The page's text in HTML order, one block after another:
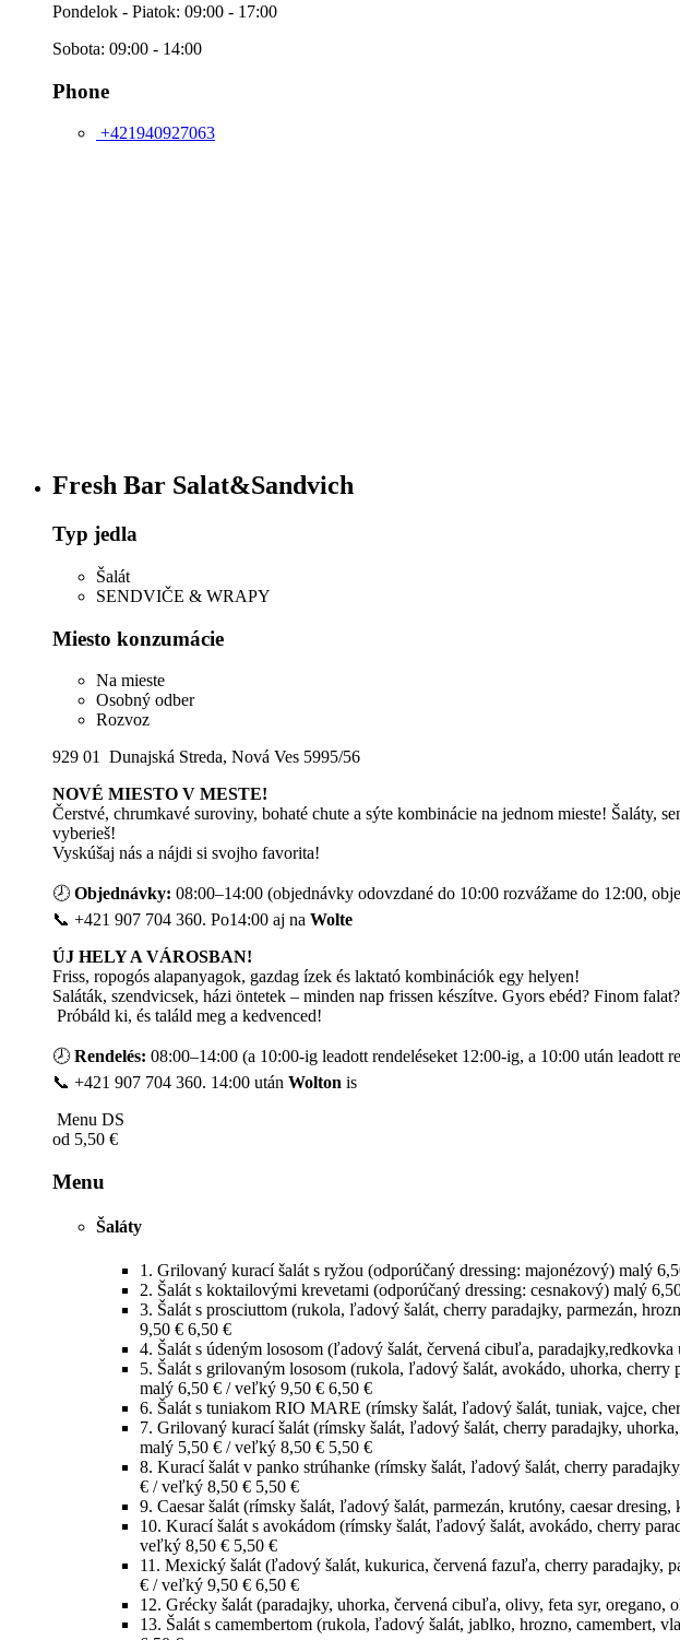
Pondelok - Piatok: 09:00 - 17:00
Sobota: 09:00 - 14:00
Phone
+421940927063
Fresh Bar Salat&Sandvich
Typ jedla
Šalát
SENDVIČE & WRAPY
Miesto konzumácie
Na mieste
Osobný odber
Rozvoz
929 01 Dunajská Streda, Nová Ves 5995/56
NOVÉ MIESTO V MESTE!
Čerstvé, chrumkavé suroviny, bohaté chute a sýte kombinácie na jednom mieste! Šaláty,
vyberieš!
Vyskúšaj nás a nájdi si svojho favorita!
🕗 Objednávky: 08:00–14:00 (objednávky odovzdané do 10:00 rozvážame do 12:00,
📞 +421 907 704 360. Po14:00 aj na Wolte
ÚJ HELY A VÁROSBAN!
Friss, ropogós alapanyagok, gazdag ízek és laktató kombinációk egy helyen!
Saláták, szendvicsek, házi öntetek – minden nap frissen készítve. Gyors ebéd? Finom
Próbáld ki, és találd meg a kedvenced!
🕗 Rendelés: 08:00–14:00 (a 10:00-ig leadott rendeléseket 12:00-ig, a 10:00 után leadott
📞 +421 907 704 360. 14:00 után Wolton is
Menu DS
od 5,50 €
Menu
Šaláty
1. Grilovaný kurací šalát s ryžou (odporúčaný dressing: majonézový) malý
2. Šalát s koktailovými krevetami (odporúčaný dressing: cesnakový) malý
3. Šalát s prosciuttom (rukola, ľadový šalát, cherry paradajky, parmezán,
9,50 € 6,50 €
4. Šalát s údeným lososom (ľadový šalát, červená cibuľa,
5. Šalát s grilovaným lososom (rukola, ľadový šalát, avokádo, uhorka,
malý 6,50 € / veľký 9,50 € 6,50 €
6. Šalát s tuniakom RIO MARE (rímsky šalát, ľadový šalát, tuniak, vajce,
7. Grilovaný kurací šalát (rímsky šalát, ľadový šalát, cherry paradajky,
malý 5,50 € / veľký 8,50 € 5,50 €
8. Kurací šalát v panko strúhanke (rímsky šalát, ľadový šalát, cherry
€ / veľký 8,50 € 5,50 €
9. Caesar šalát (rímsky šalát, ľadový šalát, parmezán, krutóny, caesar
10. Kurací šalát s avokádom (rímsky šalát, ľadový šalát, avokádo, cherry
veľký 8,50 € 5,50 €
11. Mexický šalát (ľadový šalát, kukurica, červená fazuľa, cherry paradajky,
€ / veľký 9,50 € 6,50 €
12. Grécky šalát (paradajky, uhorka, červená cibuľa, olivy, feta syr,
13. Šalát s camembertom (rukola, ľadový šalát, jablko, hrozno, camembert,